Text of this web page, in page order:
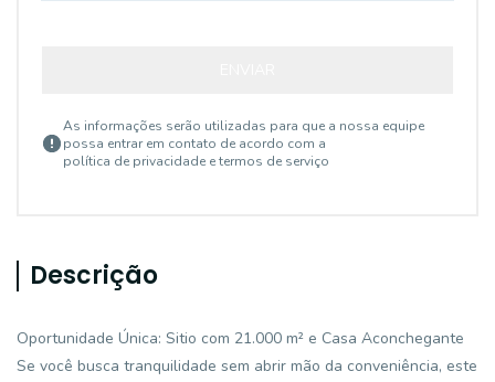
As informações serão utilizadas para que a nossa equipe
possa entrar em contato de acordo com a
política de privacidade e termos de serviço
Descrição
Oportunidade Única: Sitio com 21.000 m² e Casa Aconchegante
Se você busca tranquilidade sem abrir mão da conveniência, este